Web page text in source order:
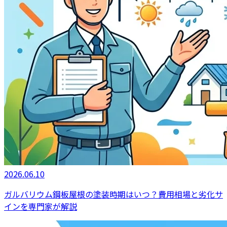
2026.06.10
ガルバリウム鋼板屋根の塗装時期はいつ？費用相場と劣化サ
インを専門家が解説